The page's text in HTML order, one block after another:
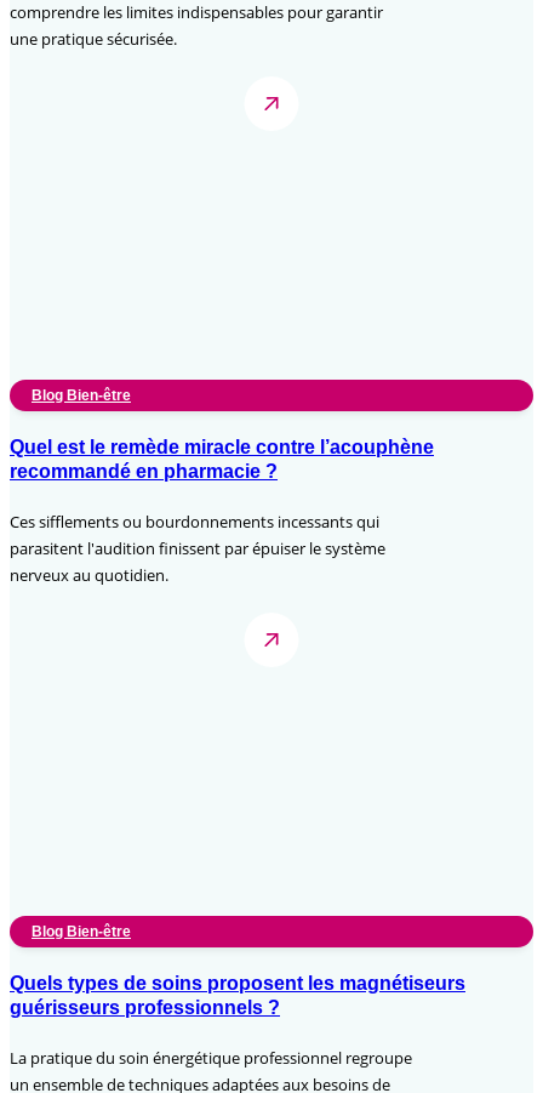
comprendre les limites indispensables pour garantir
une pratique sécurisée.
Blog Bien-être
Quel est le remède miracle contre l’acouphène
recommandé en pharmacie ?
Ces sifflements ou bourdonnements incessants qui
parasitent l'audition finissent par épuiser le système
nerveux au quotidien.
Blog Bien-être
Quels types de soins proposent les magnétiseurs
guérisseurs professionnels ?
La pratique du soin énergétique professionnel regroupe
un ensemble de techniques adaptées aux besoins de